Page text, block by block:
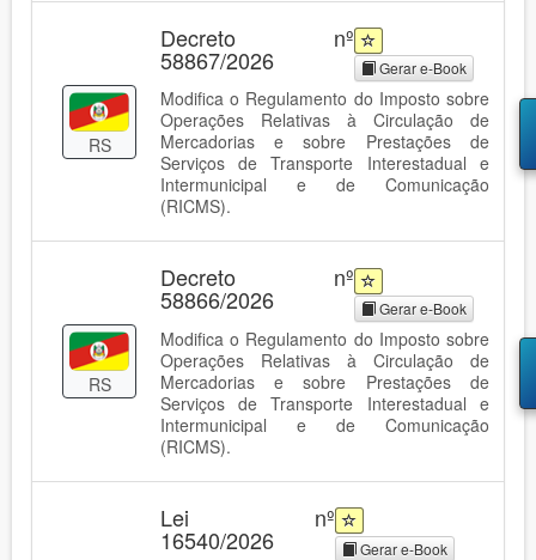
RS
Decreto nº
58867/2026 Gerar e-Book
Modifica o Regulamento do Imposto sobre
Operações Relativas à Circulação de
Mercadorias e sobre Prestações de
Serviços de Transporte Interestadual e
Intermunicipal e de Comunicação
(RICMS).
RS
Decreto nº
58866/2026 Gerar e-Book
Modifica o Regulamento do Imposto sobre
Operações Relativas à Circulação de
Mercadorias e sobre Prestações de
Serviços de Transporte Interestadual e
Intermunicipal e de Comunicação
(RICMS).
Lei nº
16540/2026 Gerar e-Book